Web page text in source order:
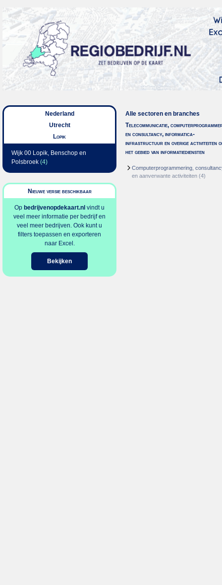
Nederland
Utrecht
Lopik
Wijk 00 Lopik, Benschop en
Polsbroek (4)
Nieuwe versie beschikbaar
Op bedrijvenopdekaart.nl vindt u
veel meer informatie per bedrijf en
veel meer bedrijven. Ook kunt u
filters toepassen en exporteren
naar Excel.
Bekijken
Alle sectoren en branches
Telecommunicatie,
en consultancy, informatica-
infrastructuur en overige activiteiten
het gebied van informatiediensten
Computerprogrammering,
en aanverwante activiteiten (4)